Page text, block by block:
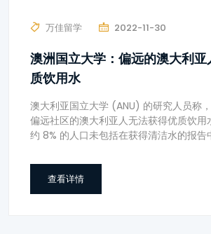
万佳留学 2022-11-30
澳洲国立大学：偏远的澳大利
质饮用水
澳大利亚国立大学 (ANU) 的研究人员称
偏远社区的澳大利亚人无法获得优质饮用
约 8% 的人口未包括在获得清洁水的报告
查看详情